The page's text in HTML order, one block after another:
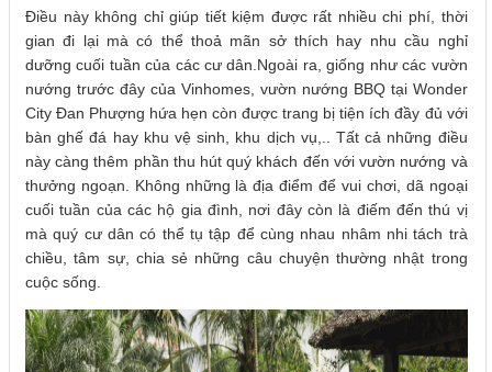
Điều này không chỉ giúp tiết kiệm được rất nhiều chi phí, thời
gian đi lại mà có thể thoả mãn sở thích hay nhu cầu nghỉ
dưỡng cuối tuần của các cư dân.Ngoài ra, giống như các vườn
nướng trước đây của Vinhomes, vườn nướng BBQ tại Wonder
City Đan Phượng hứa hẹn còn được trang bị tiện ích đầy đủ với
bàn ghế đá hay khu vệ sinh, khu dịch vụ,.. Tất cả những điều
này càng thêm phần thu hút quý khách đến với vườn nướng và
thưởng ngoạn. Không những là địa điểm để vui chơi, dã ngoại
cuối tuần của các hộ gia đình, nơi đây còn là điếm đến thú vị
mà quý cư dân có thể tụ tập để cùng nhau nhâm nhi tách trà
chiều, tâm sự, chia sẻ những câu chuyện thường nhật trong
cuộc sống.